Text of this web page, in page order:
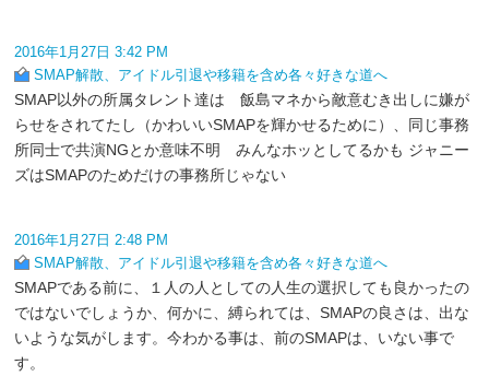
2016年1月27日 3:42 PM
SMAP解散、アイドル引退や移籍を含め各々好きな道へ
SMAP以外の所属タレント達は 飯島マネから敵意むき出しに嫌が
らせをされてたし（かわいいSMAPを輝かせるために）、同じ事務
所同士で共演NGとか意味不明 みんなホッとしてるかも ジャニー
ズはSMAPのためだけの事務所じゃない
2016年1月27日 2:48 PM
SMAP解散、アイドル引退や移籍を含め各々好きな道へ
SMAPである前に、１人の人としての人生の選択しても良かったの
ではないでしょうか、何かに、縛られては、SMAPの良さは、出な
いような気がします。今わかる事は、前のSMAPは、いない事で
す。